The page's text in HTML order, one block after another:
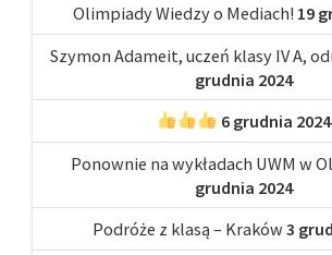
Olimpiady Wiedzy o Mediach! 19
Szymon Adameit, uczeń klasy IV A,
grudnia 2024
6 grudnia 2024
Ponownie na wykładach UWM w
grudnia 2024
Podróże z klasą – Kraków 3